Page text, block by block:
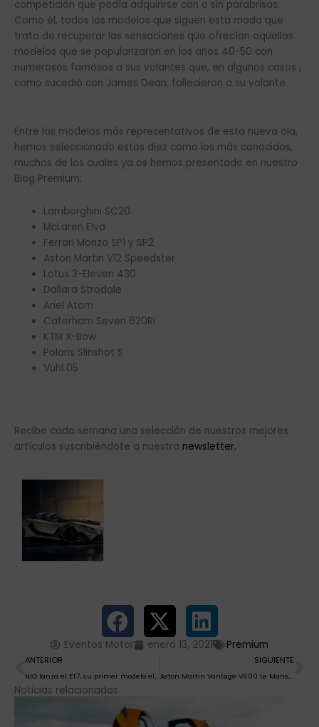
competición que podía adquirirse con o sin parabrisas.
Como él, todos los modelos que siguen esta moda que
trata de recuperar las sensaciones que ofrecían aquellos
modelos que se popularizaron en los años 40-50 con
numerosos famosos a sus volantes que, en algunos casos ,
como sucedió con James Dean, fallecieron a su volante.
Entre los modelos más representativos de esta nueva ola,
hemos seleccionado estos diez como los más conocidos,
muchos de los cuales ya os hemos presentado en nuestro
Blog Premium:
Lamborghini SC20.
McLaren Elva
Ferrari Monza SP1 y SP2
Aston Martin V12 Speedster
Lotus 3-Eleven 430
Dallara Stradale
Ariel Atom
Caterham Seven 620Ri
KTM X-Bow
Polaris Slinshot S
Vühl 05
Recibe cada semana una selección de nuestros mejores
artículos suscribiéndote a nuestra newsletter.
Eventos Motor enero 13, 2021 Premium
Ant
ANTERIOR
NIO lanza el ET7, su primer modelo eléctrico de conducción autónoma
SIGUIENTE
Aston Martin Vantage V600 Le Mans, «brutalidad» exclusiva
Noticias relacionadas